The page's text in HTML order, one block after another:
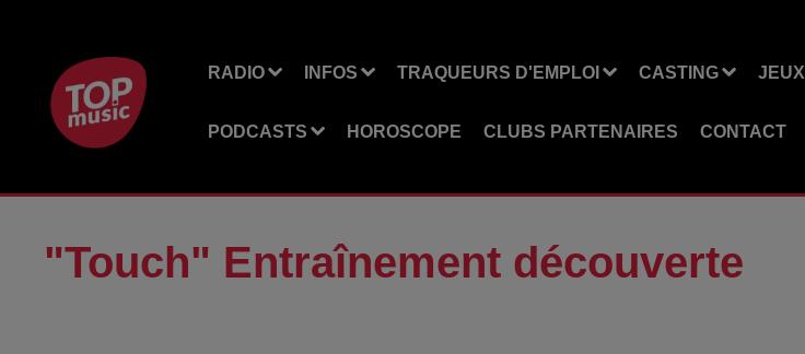
RADIO INFOS TRAQUEURS D'EMPLOI CASTING JEUX
PODCASTS HOROSCOPE CLUBS PARTENAIRES CONTACT
"Touch" Entraînement découverte